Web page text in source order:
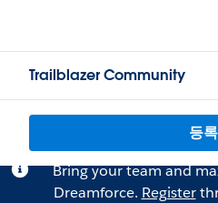
Trailblazer Community
등록
Bring your team and
Dreamforce. Register